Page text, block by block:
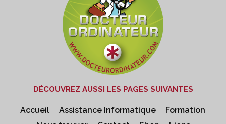
DÉCOUVREZ AUSSI LES PAGES SUIVANTES
Accueil Assistance Informatique
Formation